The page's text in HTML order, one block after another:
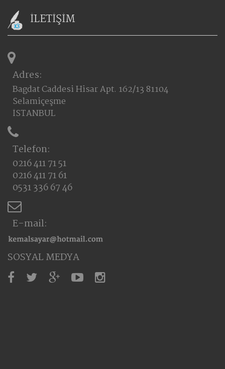
İLETİŞİM
Adres:
Bagdat Caddesi Hisar Apt. 162/13 81104
Selamiçeşme
İSTANBUL
Telefon:
0216 411 71 51
0216 411 71 61
0531 336 67 46
E-mail:
SOSYAL MEDYA